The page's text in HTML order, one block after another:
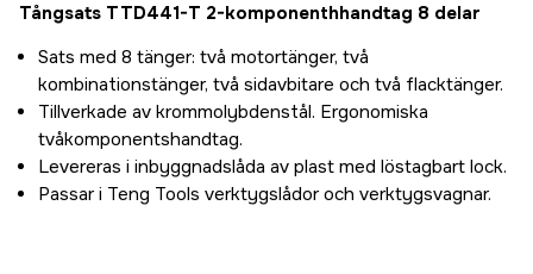
Tångsats TTD441-T 2-komponenthhandtag 8 delar
Sats med 8 tänger: två motortänger, två
kombinationstänger, två sidavbitare och två flacktänger.
Tillverkade av krommolybdenstål. Ergonomiska
tvåkomponentshandtag.
Levereras i inbyggnadslåda av plast med löstagbart lock.
Passar i Teng Tools verktygslådor och verktygsvagnar.